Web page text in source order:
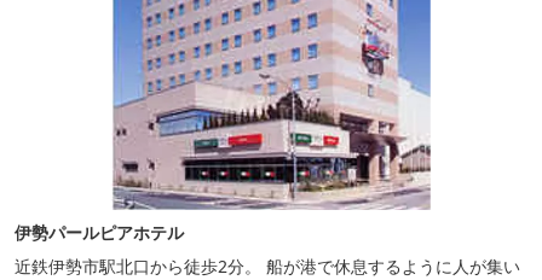
伊勢パールピアホテル
近鉄伊勢市駅北口から徒歩2分。 船が港で休息するように人が集い